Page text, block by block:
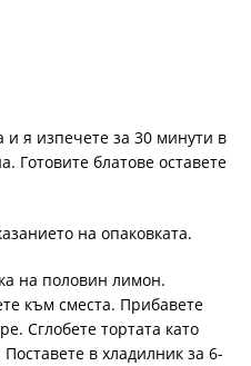
и я изпечете за 30 минути в
Готовите блатове оставете
на опаковката.
на половин лимон.
към сместа. Прибавете
Сглобете тортата като
в хладилник за 6-